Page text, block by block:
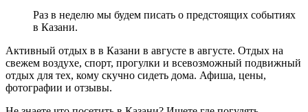
Раз в неделю мы будем писать о предстоящих событиях
в Казани.
Активный отдых в в Казани в августе в августе. Отдых на
свежем воздухе, спорт, прогулки и всевозможный подвижный
отдых для тех, кому скучно сидеть дома. Афиша, цены,
фотографии и отзывы.